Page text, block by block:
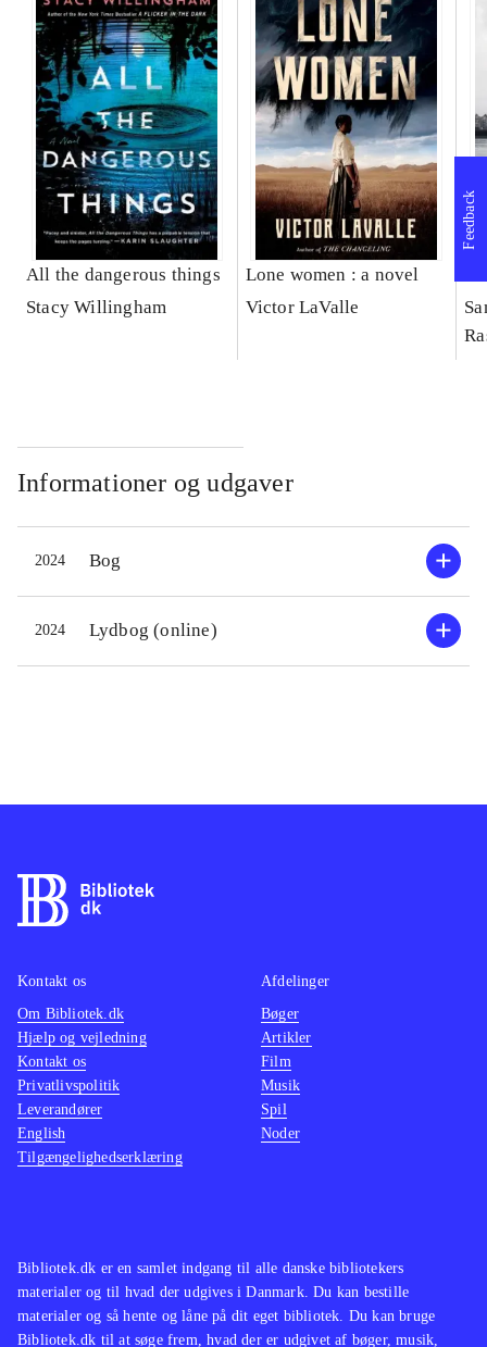
All the dangerous things
Stacy Willingham
Lone women : a novel
Victor LaValle
Informationer og udgaver
2024 Bog
2024 Lydbog (online)
Feedback
Bibliotek.dk er en samlet indgang til alle danske bibliotekers
materialer og til hvad der udgives i Danmark. Du kan bestille
materialer og så hente og låne på dit eget bibliotek. Du kan bruge
Bibliotek.dk til at søge frem, hvad der er udgivet af bøger, musik,
Kontakt os
Om Bibliotek.dk
Hjælp og vejledning
Kontakt os
Privatlivspolitik
Leverandører
English
Tilgængelighedserklæring
Afdelinger
Bøger
Artikler
Film
Musik
Spil
Noder